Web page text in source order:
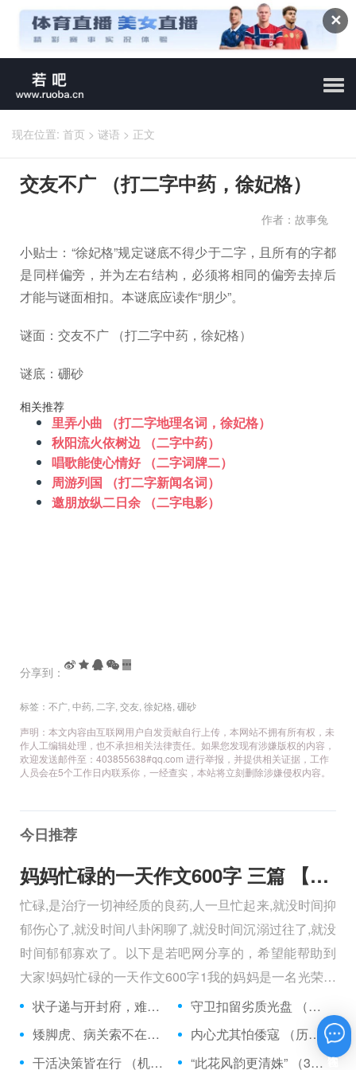
✕
现在位置: 首页 > 谜语 > 正文
交友不广 （打二字中药，徐妃格）
作者：故事兔
小贴士：“徐妃格”规定谜底不得少于二字，且所有的字都
是同样偏旁，并为左右结构，必须将相同的偏旁去掉后
才能与谜面相扣。本谜底应读作“朋少”。
谜面：交友不广 （打二字中药，徐妃格）
谜底：硼砂
相关推荐
里弄小曲 （打二字地理名词，徐妃格）
秋阳流火依树边 （二字中药）
唱歌能使心情好 （二字词牌二）
周游列国 （打二字新闻名词）
邀朋放纵二日余 （二字电影）
分享到：
标签： 不广 中药 二字 交友 徐妃格 硼砂
声明：本文内容由互联网用户自发贡献自行上传，本网站不拥有所有权，未
作人工编辑处理，也不承担相关法律责任。如果您发现有涉嫌版权的内容，
欢迎发送邮件至：403855638#qq.com 进行举报，并提供相关证据，工作
人员会在5个工作日内联系你，一经查实，本站将立刻删除涉嫌侵权内容。
今日推荐
妈妈忙碌的一天作文600字 三篇 【600字】
忙碌,是治疗一切神经质的良药,人一旦忙起来,就没时间抑
郁伤心了,就没时间八卦闲聊了,就没时间沉溺过往了,就没
时间郁郁寡欢了。以下是若吧网分享的，希望能帮助到
大家!妈妈忙碌的一天作文600字1我的妈妈是一名光荣的
人民警察，她总有做不完的事情。
状子递与开封府，难忍怒气心中生 （5字口语）
守卫扣留劣质光盘 （5字常言）
矮脚虎、病关索不在，智多星、行者前往此处 （七字俗语）
内心尤其怕倭寇 （历法用语一卷帘）
干活决策皆在行 （机构简称二）
“此花风韵更清姝” （3字手机品牌）